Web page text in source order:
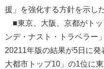
援」を強化する方針を示し
■東京、大阪、京都がト
ンデ・ナスト・トラベラー
20211年版の結果が5日に
大都市トップ10」の1位に